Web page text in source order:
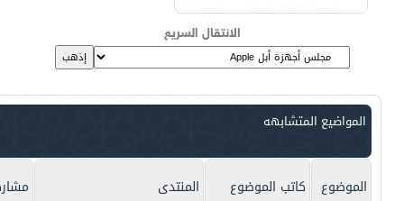
الانتقال السريع
المواضيع المتشابهه
الموضوع كاتب الموضوع المنتدى